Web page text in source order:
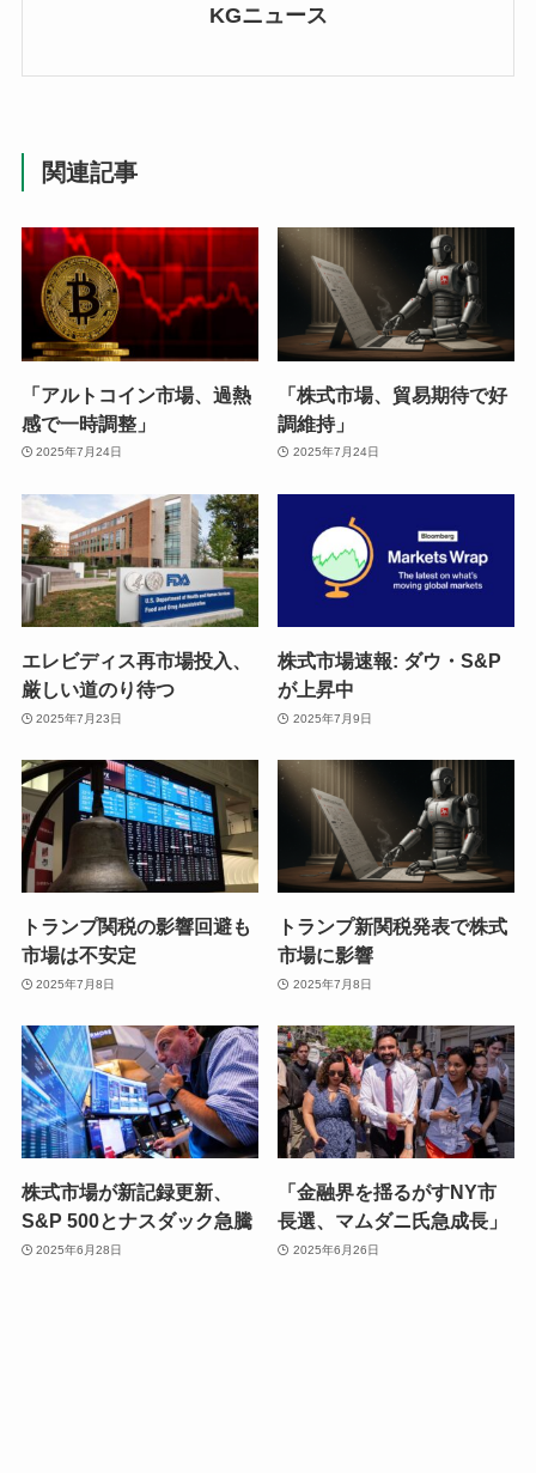
KGニュース
関連記事
「アルトコイン市場、過熱
感で一時調整」
2025年7月24日
「株式市場、貿易期待で好
調維持」
2025年7月24日
エレビディス再市場投入、
厳しい道のり待つ
2025年7月23日
株式市場速報: ダウ・S&P
が上昇中
2025年7月9日
トランプ関税の影響回避も
市場は不安定
2025年7月8日
トランプ新関税発表で株式
市場に影響
2025年7月8日
株式市場が新記録更新、
S&P 500とナスダック急騰
2025年6月28日
「金融界を揺るがすNY市
長選、マムダニ氏急成長」
2025年6月26日